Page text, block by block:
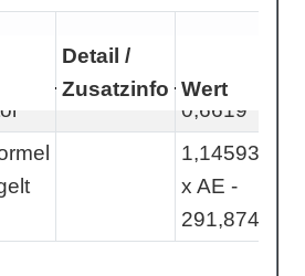
Detail /
Zusatzinfo Wert
0,6619
x AE -